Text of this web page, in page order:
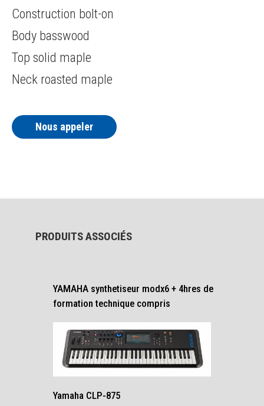
Construction bolt-on
Body basswood
Top solid maple
Neck roasted maple
Nous appeler
PRODUITS ASSOCIÉS
YAMAHA synthetiseur modx6 + 4hres de
formation technique compris
Yamaha CLP-875